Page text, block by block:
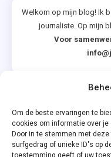
Om de beste ervaringen te
cookies om informatie over je
Door in te stemmen met
surfgedrag of unieke ID's op
toestemming geeft of uw
Welkom op mijn blog! Ik
journaliste. Op mijn
Voor